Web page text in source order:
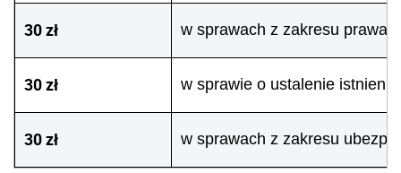
30 zł w sprawach z zakresu prawa
30 zł w sprawie o ustalenie
30 zł w sprawach z zakresu